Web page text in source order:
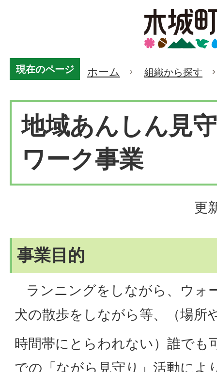
現在のページ ホーム 組織から探す
地域あんしん見
ワーク事業
更
事業目的
ランニングをしながら、ウォ
犬の散歩をしながら等、（場所
時間帯にとらわれない）誰でも
での「ながら見守り」活動によ